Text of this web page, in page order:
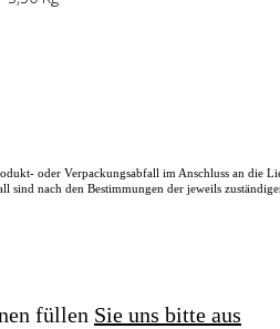
oder Verpackungsabfall im Anschluss an die
nach den Bestimmungen der jeweils
füllen Sie uns bitte aus